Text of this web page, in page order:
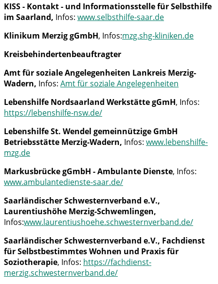
KISS - Kontakt - und Informationsstelle für Selbsthilfe
im Saarland, Infos: www.selbsthilfe-saar.de
Klinikum Merzig gGmbH, Infos:mzg.shg-kliniken.de
Kreisbehindertenbeauftragter
Amt für soziale Angelegenheiten Lankreis Merzig-
Wadern, Infos: Amt für soziale Angelegenheiten
Lebenshilfe Nordsaarland Werkstätte gGmH, Infos:
https://lebenshilfe-nsw.de/
Lebenshilfe St. Wendel gemeinnützige GmbH
Betriebsstätte Merzig-Wadern, Infos: www.lebenshilfe-
mzg.de
Markusbrücke gGmbH - Ambulante Dienste, Infos:
www.ambulantedienste-saar.de/
Saarländischer Schwesternverband e.V.,
Laurentiushöhe Merzig-Schwemlingen,
Infos:www.laurentiushoehe.schwesternverband.de/
Saarländischer Schwesternverband e.V., Fachdienst
für Selbstbestimmtes Wohnen und Praxis für
Soziotherapie, Infos: https://fachdienst-
merzig.schwesternverband.de/